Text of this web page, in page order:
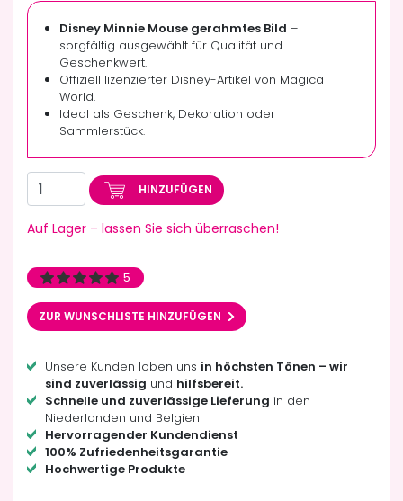
Disney Minnie Mouse gerahmtes Bild –
sorgfältig ausgewählt für Qualität und
Geschenkwert.
Offiziell lizenzierter Disney-Artikel von Magica
World.
Ideal als Geschenk, Dekoration oder
Sammlerstück.
HINZUFÜGEN
Auf Lager – lassen Sie sich überraschen!
5
ZUR WUNSCHLISTE HINZUFÜGEN
Unsere Kunden loben uns in höchsten Tönen – wir
sind zuverlässig und hilfsbereit.
Schnelle und zuverlässige Lieferung in den
Niederlanden und Belgien
Hervorragender Kundendienst
100% Zufriedenheitsgarantie
Hochwertige Produkte